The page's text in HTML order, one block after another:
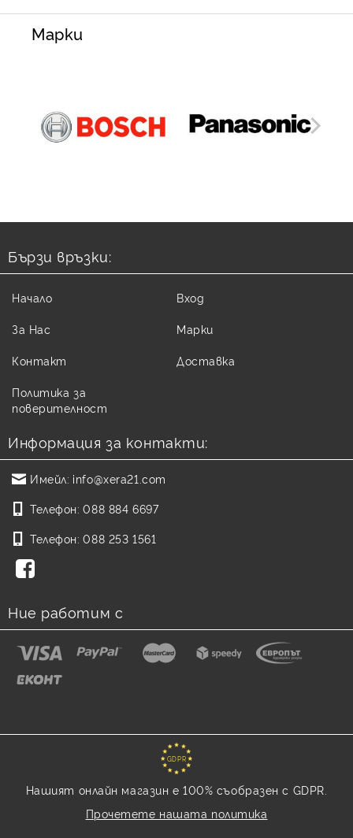
Марки
Бързи връзки:
Начало
За Нас
Контакт
Политика за
поверителност
Вход
Марки
Доставка
Информация за контакти:
Имейл: info@xera21.com
Телефон: 088 884 6697
Телефон: 088 253 1561
Ние работим с
GDPR
Нашият онлайн магазин е 100% съобразен с GDPR.
Прочетете нашата политика